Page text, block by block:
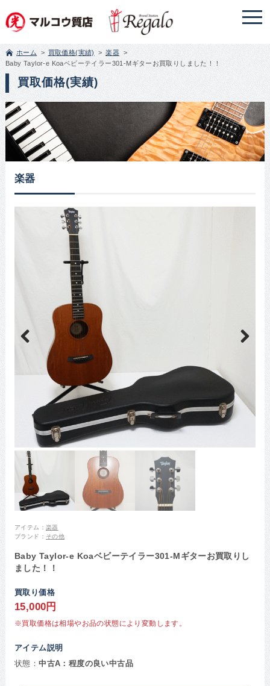
ホーム 買取価格(実績)
楽器
Baby Taylor-e Koaベビーテイラー301-Mギターお買取りしました！！
買取価格(実績)
楽器
Previous
アイテム： 楽器
ブランド： その他
Baby Taylor-e Koaベビーテイラー301-Mギターお買取りし
ました！！
買取り価格
15,000円
※買取価格は相場やお品の状態により変動します。
アイテム説明
状態：中古A：程度の良い中古品